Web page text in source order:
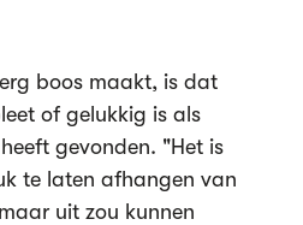
boos maakt, is dat
of gelukkig is als
gevonden. "Het is
te laten afhangen van
uit zou kunnen